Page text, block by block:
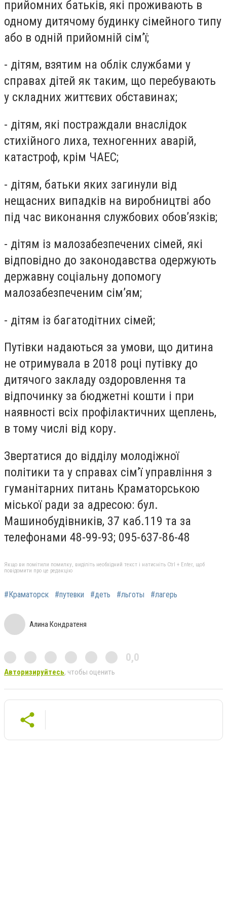
прийомних батьків, які проживають в
одному дитячому будинку сімейного типу
або в одній прийомній сім’ї;
- дітям, взятим на облік службами у
справах дітей як таким, що перебувають
у складних життєвих обставинах;
- дітям, які постраждали внаслідок
стихійного лиха, техногенних аварій,
катастроф, крім ЧАЕС;
- дітям, батьки яких загинули від
нещасних випадків на виробництві або
під час виконання службових обов’язків;
- дітям із малозабезпечених сімей, які
відповідно до законодавства одержують
державну соціальну допомогу
малозабезпеченим сім’ям;
- дітям із багатодітних сімей;
Путівки надаються за умови, що дитина
не отримувала в 2018 році путівку до
дитячого закладу оздоровлення та
відпочинку за бюджетні кошти і при
наявності всіх профілактичних щеплень,
в тому числі від кору.
Звертатися до відділу молодіжної
політики та у справах сім’ї управління з
гуманітарних питань Краматорською
міської ради за адресою: бул.
Машинобудівників, 37 каб.119 та за
телефонами 48-99-93; 095-637-86-48
Якщо ви помітили помилку, виділіть необхідний текст і натисніть Ctrl + Enter, щоб
повідомити про це редакцію
#Краматорск #путевки #деть #льготы #лагерь
Алина Кондратеня
0,0
Авторизируйтесь, чтобы оценить